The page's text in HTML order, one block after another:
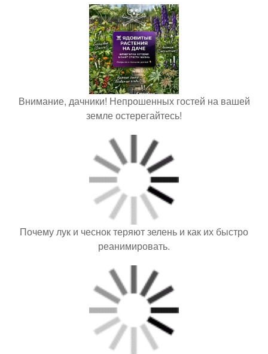
Внимание, дачники! Непрошенных гостей на вашей
земле остерегайтесь!
Почему лук и чеснок теряют зелень и как их быстро
реанимировать.